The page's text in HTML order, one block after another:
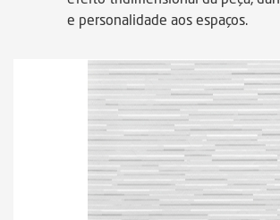
Sustentabilidade
e personalidade aos espaços.